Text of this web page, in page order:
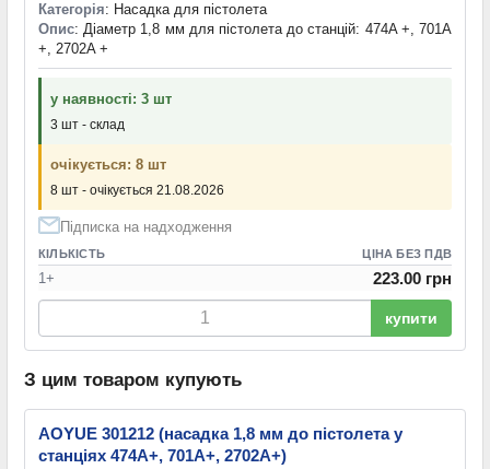
Категорія: Насадка для пістолета
Опис: Діаметр 1,8 мм для пістолета до станцій: 474A +, 701A
+, 2702A +
у наявності: 3 шт
3 шт - склад
очікується: 8 шт
8 шт - очікується 21.08.2026
Підписка на надходження
КІЛЬКІСТЬ ЦІНА БЕЗ ПДВ
1+ 223.00 грн
купити
З цим товаром купують
AOYUE 301212 (насадка 1,8 мм до пістолета у
станціях 474A+, 701A+, 2702A+)